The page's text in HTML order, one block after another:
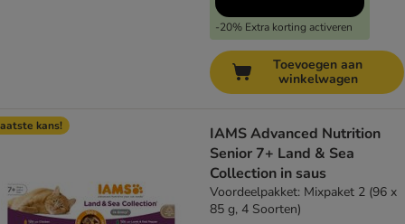
-20% Extra korting activeren
Toevoegen aan
winkelwagen
kans!
IAMS Advanced Nutrition
Senior 7+ Land & Sea
Collection in saus
Voordeelpakket: Mixpaket 2 (96 x
85 g, 4 Soorten)